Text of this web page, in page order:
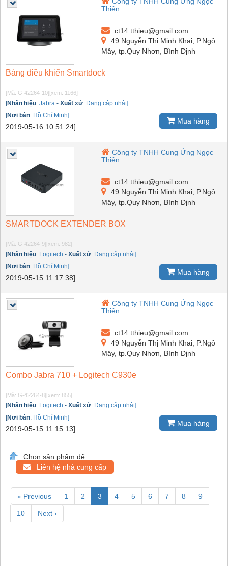
Thiên
ct14.tthieu@gmail.com
49 Nguyễn Thị Minh Khai, P.Ngô
Mây, tp.Quy Nhơn, Bình Định
Bảng điều khiển Smartdock
[Mã: G-42264-10] [xem: 1166]
[Nhãn hiệu: Jabra - Xuất xứ: Đang cập nhật]
[Nơi bán: Hồ Chí Minh]
2019-05-16 10:51:24]
Mua hàng
Công ty TNHH Cung Ứng Ngọc
Thiên
ct14.tthieu@gmail.com
49 Nguyễn Thị Minh Khai, P.Ngô
Mây, tp.Quy Nhơn, Bình Định
SMARTDOCK EXTENDER BOX
[Mã: G-42264-9] [xem: 982]
[Nhãn hiệu: Logitech - Xuất xứ: Đang cập nhật]
[Nơi bán: Hồ Chí Minh]
2019-05-15 11:17:38]
Mua hàng
Công ty TNHH Cung Ứng Ngọc
Thiên
ct14.tthieu@gmail.com
49 Nguyễn Thị Minh Khai, P.Ngô
Mây, tp.Quy Nhơn, Bình Định
Combo Jabra 710 + Logitech C930e
[Mã: G-42264-8] [xem: 855]
[Nhãn hiệu: Logitech - Xuất xứ: Đang cập nhật]
[Nơi bán: Hồ Chí Minh]
2019-05-15 11:15:13]
Mua hàng
Chọn sản phẩm để
Liên hệ nhà cung cấp
« Previous 1 2 3 4 5 6 7 8 9
10 Next ›